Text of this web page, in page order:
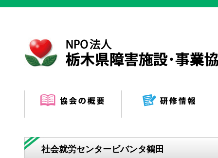
社会就労センタービバンタ鶴田